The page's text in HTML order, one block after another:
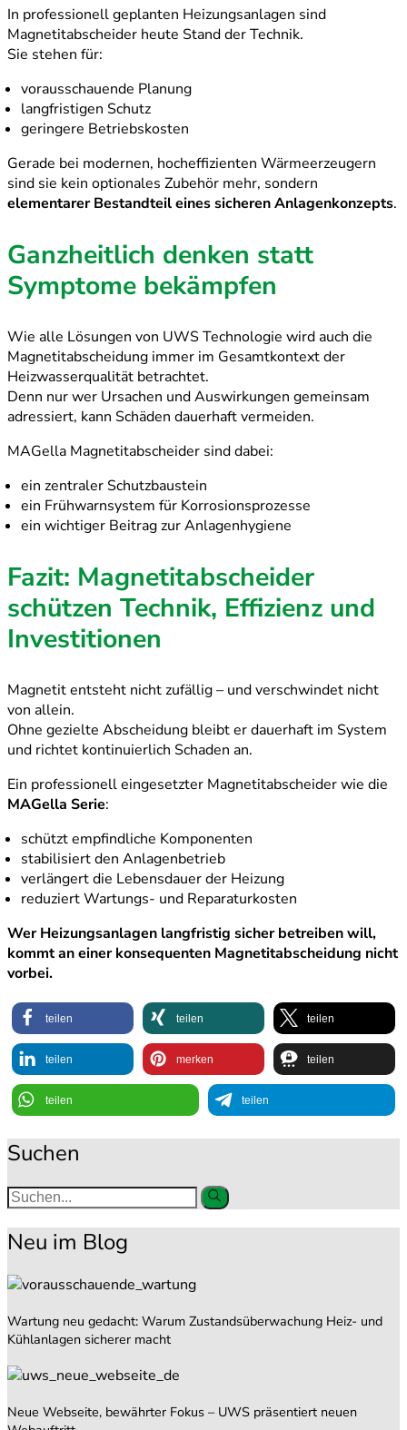
In professionell geplanten Heizungsanlagen sind
Magnetitabscheider heute Stand der Technik.
Sie stehen für:
vorausschauende Planung
langfristigen Schutz
geringere Betriebskosten
Gerade bei modernen, hocheffizienten Wärmeerzeugern
sind sie kein optionales Zubehör mehr, sondern
elementarer Bestandteil eines sicheren Anlagenkonzepts.
Ganzheitlich denken statt
Symptome bekämpfen
Wie alle Lösungen von UWS Technologie wird auch die
Magnetitabscheidung immer im Gesamtkontext der
Heizwasserqualität betrachtet.
Denn nur wer Ursachen und Auswirkungen gemeinsam
adressiert, kann Schäden dauerhaft vermeiden.
MAGella Magnetitabscheider sind dabei:
ein zentraler Schutzbaustein
ein Frühwarnsystem für Korrosionsprozesse
ein wichtiger Beitrag zur Anlagenhygiene
Fazit: Magnetitabscheider
schützen Technik, Effizienz und
Investitionen
Magnetit entsteht nicht zufällig – und verschwindet nicht
von allein.
Ohne gezielte Abscheidung bleibt er dauerhaft im System
und richtet kontinuierlich Schaden an.
Ein professionell eingesetzter Magnetitabscheider wie die
MAGella Serie:
schützt empfindliche Komponenten
stabilisiert den Anlagenbetrieb
verlängert die Lebensdauer der Heizung
reduziert Wartungs- und Reparaturkosten
Wer Heizungsanlagen langfristig sicher betreiben will,
kommt an einer konsequenten Magnetitabscheidung nicht
vorbei.
teilen teilen teilen
teilen merken teilen
teilen teilen
Suchen
Neu im Blog
Wartung neu gedacht: Warum Zustandsüberwachung Heiz- und
Kühlanlagen sicherer macht
Neue Webseite, bewährter Fokus – UWS präsentiert neuen